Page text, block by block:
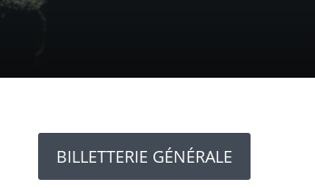
BILLETTERIE GÉNÉRALE